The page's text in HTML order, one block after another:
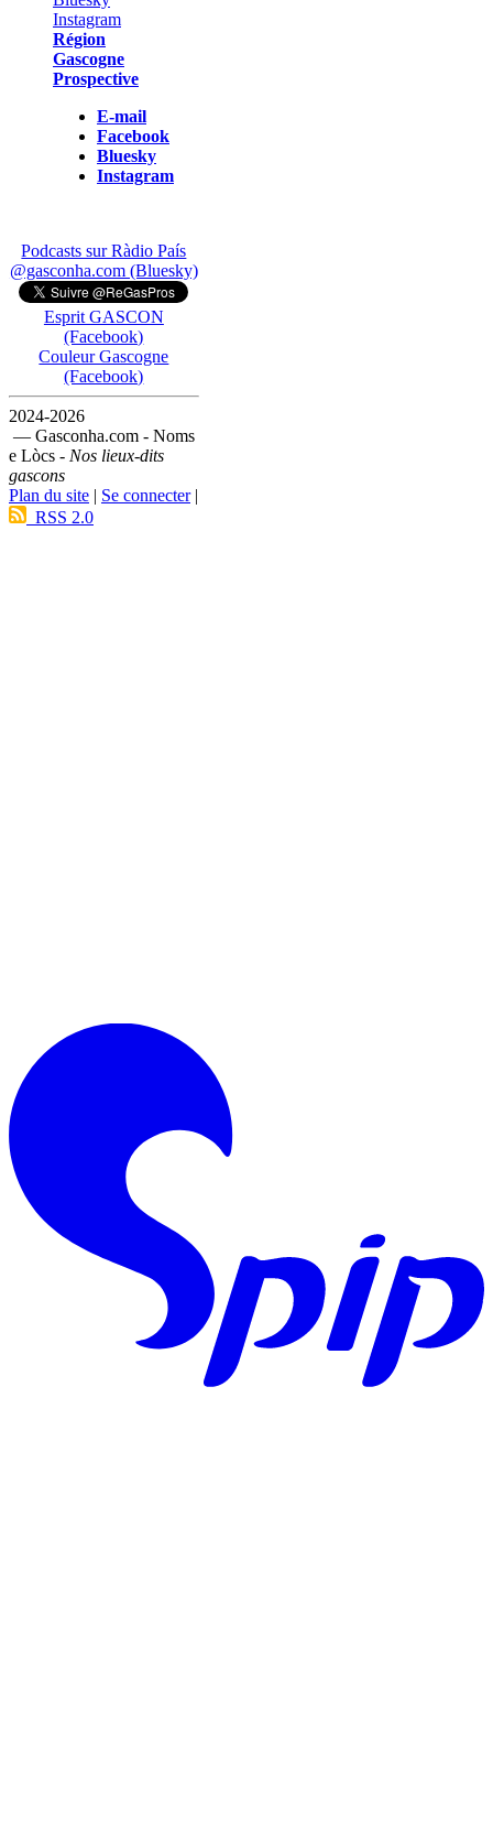
Région
Gascogne
Prospective
E-mail
Facebook
Bluesky
Instagram
Podcasts sur Ràdio País
@gasconha.com (Bluesky)
Esprit GASCON
(Facebook)
Couleur Gascogne
(Facebook)
2024-2026
— Gasconha.com - Noms
e Lòcs - Nos lieux-dits
gascons
Plan du site | Se connecter|
RSS 2.0